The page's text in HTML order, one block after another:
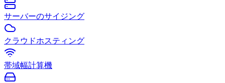
サーバーのサイジング
クラウドホスティング
帯域幅計算機